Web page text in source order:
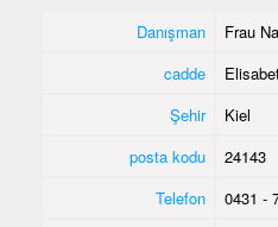
Danışman
Frau
cadde
Şehir
Kiel
posta kodu
24143
Telefon
0431 -